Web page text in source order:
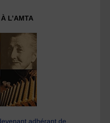
L’AMTA
adhérant de